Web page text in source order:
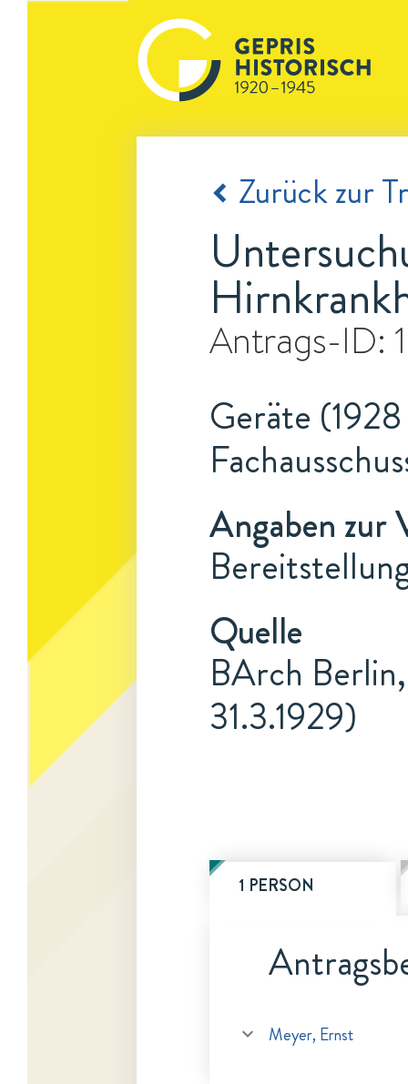
Zurück zur
Antrags-ID:
Geräte
Angaben zur
Quelle
BArch
31.3.1929)
1 PERSON
Meyer, Ernst